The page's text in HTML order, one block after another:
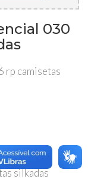
030
rp camisetas
silkadas